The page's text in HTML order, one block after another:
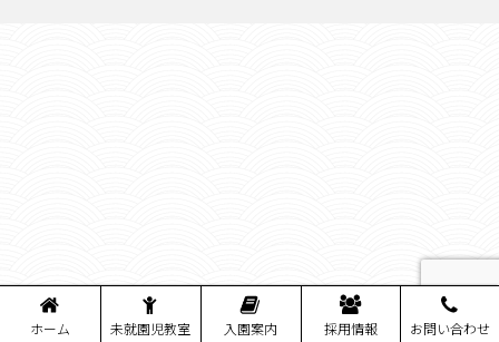
ホーム 未就園児教室 入園案内 採用情報 お問い合わせ